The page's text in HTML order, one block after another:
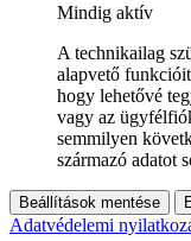
Mindig aktív
A technikailag
alapvető
hogy lehetővé
vagy az
semmilyen
származó adatot
Beállítások mentése
Adatvédelemi